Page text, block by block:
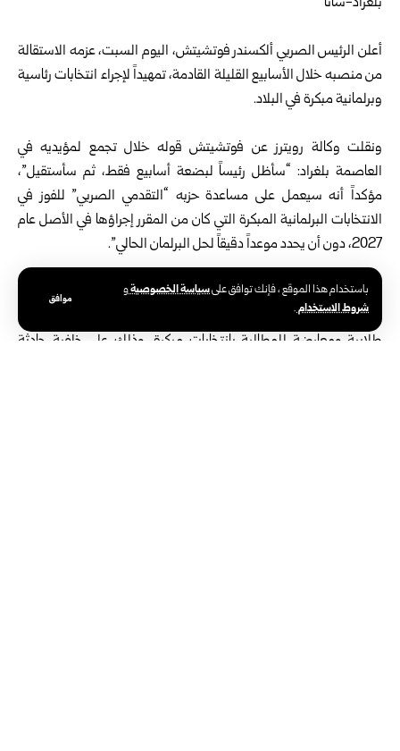
باستخدام هذا الموقع ، فإنك توافق علىسياسة الخصوصيةو
شروط الاستخدام.
موافق
أعلن الرئيس الصربي ألكسندر فوتشيتش، اليوم السبت، عزمه الاستقالة
من منصبه خلال الأسابيع القليلة القادمة، تمهيداً لإجراء انتخابات رئاسية
وبرلمانية مبكرة في البلاد.
ونقلت وكالة رويترز عن فوتشيتش قوله خلال تجمع لمؤيديه في
العاصمة بلغراد: “سأظل رئيساً لبضعة أسابيع فقط، ثم سأستقيل”،
مؤكداً أنه سيعمل على مساعدة حزبه “التقدمي الصربي” للفوز في
الانتخابات البرلمانية المبكرة التي كان من المقرر إجراؤها في الأصل عام
2027، دون أن يحدد موعداً دقيقاً لحل البرلمان الحالي”.
ويأتي إعلان فوتشيتش، الذي تنتهي ولايته الرئاسية الثانية والأخيرة
منتصف عام 2027، في أعقاب احتجاجات شهدتها البلاد قادتها حركات
طلابية ومعارضة للمطالبة بانتخابات مبكرة، وذلك على خلفية حادثة